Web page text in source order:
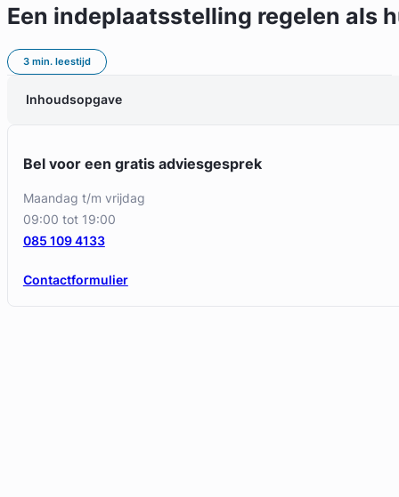
Een indeplaatsstelling regelen als
3 min. leestijd
Inhoudsopgave
Bel voor een gratis adviesgesprek
maandag t/m vrijdag
09:00 tot 19:00
Contactformulier
085 109 4133